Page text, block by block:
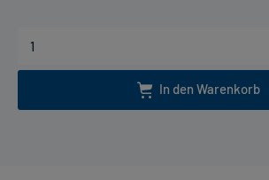
In den Warenkorb